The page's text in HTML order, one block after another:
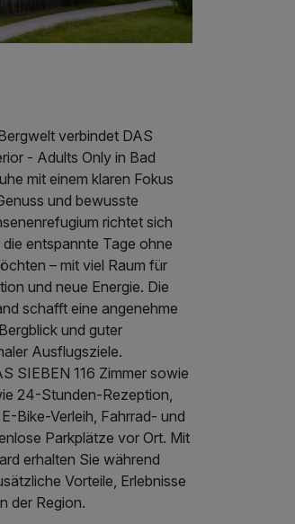
verbindet DAS
- Adults Only in Bad
mit einem klaren Fokus
und bewusste
richtet sich
die entspannte Tage ohne
– mit viel Raum für
und neue Energie. Die
schafft eine angenehme
und guter
Ausflugsziele.
SIEBEN 116 Zimmer sowie
24-Stunden-Rezeption,
Bike-Verleih, Fahrrad- und
Parkplätze vor Ort. Mit
erhalten Sie während
Vorteile, Erlebnisse
der Region.